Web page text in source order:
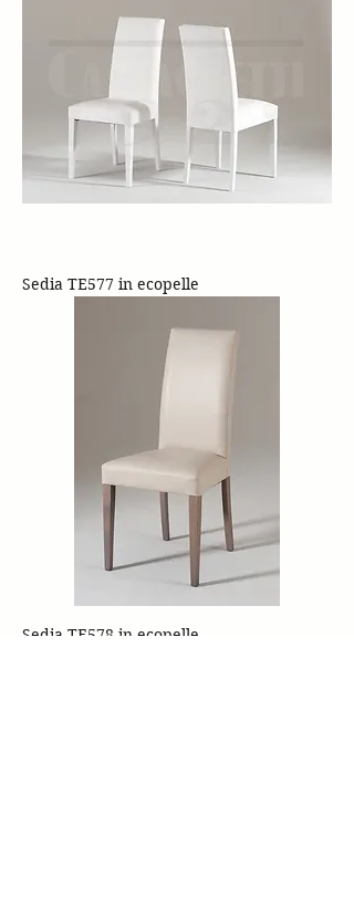
Sedia TE577 in ecopelle
Sedia TE578 in ecopelle